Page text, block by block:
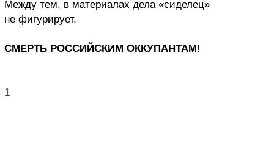
Между тем, в материалах дела «сиделец»
не фигурирует.
СМЕРТЬ РОССИЙСКИМ ОККУПАНТАМ!
1